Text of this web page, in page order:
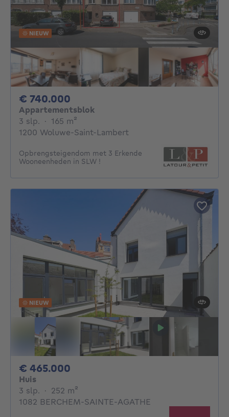
NIEUW
€ 740.000
Appartementsblok
3 slp. 3 slaapkamers
· 165 m²
1200 Woluwe-Saint-Lambert
Opbrengsteigendom met 3 Erkende
Wooneenheden in SLW !
NIEUW
€ 465.000
Huis
3 slp. 3 slaapkamers
· 252 m²
1082 BERCHEM-SAINTE-AGATHE